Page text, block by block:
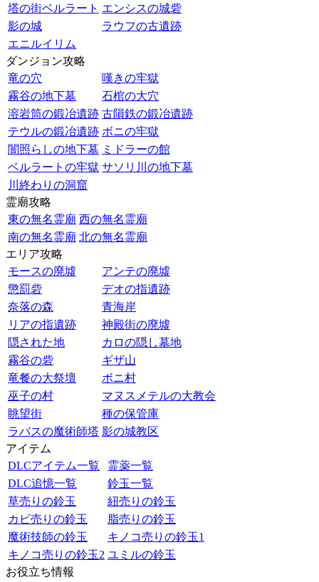
塔の街ベルラート エンシスの城砦
影の城
ラウフの古遺跡
エニルイリム
ダンジョン攻略
竜の穴
嘆きの牢獄
霧谷の地下墓
石棺の大穴
溶岩筒の鍛冶遺跡 古隕鉄の鍛冶遺跡
テウルの鍛冶遺跡 ボニの牢獄
闇照らしの地下墓 ミドラーの館
ベルラートの牢獄 サソリ川の地下墓
川終わりの洞窟
霊廟攻略
東の無名霊廟 西の無名霊廟
南の無名霊廟 北の無名霊廟
エリア攻略
モースの廃墟
アンテの廃墟
懲罰砦
デオの指遺跡
奈落の森
青海岸
リアの指遺跡
神殿街の廃墟
隠された地
カロの隠し墓地
霧谷の砦
ギザ山
竜餐の大祭壇
ボニ村
巫子の村
マヌスメテルの大教会
眺望街
種の保管庫
ラバスの魔術師塔 影の城教区
アイテム
DLCアイテム一覧
霊薬一覧
DLC追憶一覧
鈴玉一覧
草売りの鈴玉
紐売りの鈴玉
カビ売りの鈴玉
脂売りの鈴玉
魔術技師の鈴玉
キノコ売りの鈴玉1
キノコ売りの鈴玉2 ユミルの鈴玉
お役立ち情報